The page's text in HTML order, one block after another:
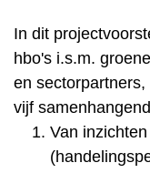
In dit
hbo's i.s.m.
en
vijf
Van